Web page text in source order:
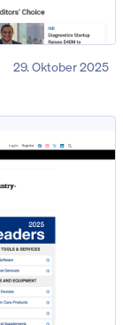
29. Oktober 2025